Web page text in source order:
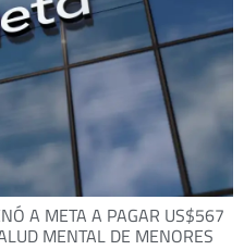
A META A PAGAR US$567
MENTAL DE MENORES